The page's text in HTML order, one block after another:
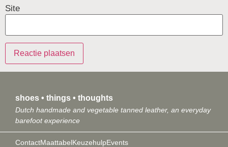
Site
shoes • things • thoughts
Dutch handmade and vegetable tanned leather, an everyday
barefoot experience
ContactMaattabelKeuzehulpEvents